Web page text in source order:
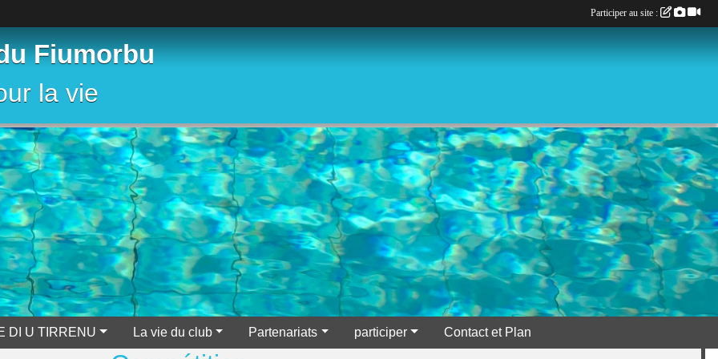
Fiumorbu
la vie
DI U TIRRENU La vie du club Partenariats participer Contact et Plan
Participer au site :